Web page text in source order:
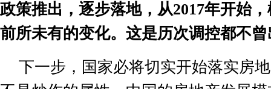
政策推出，逐步落地，从2017年开始
前所未有的变化。这是历次调控都不
下一步，国家必将切实开始落实房